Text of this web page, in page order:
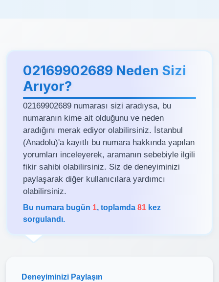
02169902689 Neden Sizi
Arıyor?
02169902689 numarası sizi aradıysa, bu
numaranın kime ait olduğunu ve neden
aradığını merak ediyor olabilirsiniz. İstanbul
(Anadolu)'a kayıtlı bu numara hakkında yapılan
yorumları inceleyerek, aramanın sebebiyle ilgili
fikir sahibi olabilirsiniz. Siz de deneyiminizi
paylaşarak diğer kullanıcılara yardımcı
olabilirsiniz.
Bu numara bugün 1, toplamda 81 kez
sorgulandı.
Deneyiminizi Paylaşın